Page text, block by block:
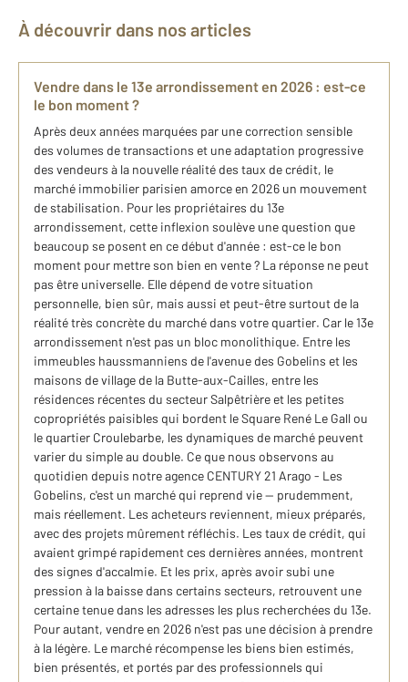
À découvrir dans nos articles
Vendre dans le 13e arrondissement en 2026 : est-ce
le bon moment ?
Après deux années marquées par une correction sensible
des volumes de transactions et une adaptation progressive
des vendeurs à la nouvelle réalité des taux de crédit, le
marché immobilier parisien amorce en 2026 un mouvement
de stabilisation. Pour les propriétaires du 13e
arrondissement, cette inflexion soulève une question que
beaucoup se posent en ce début d'année : est-ce le bon
moment pour mettre son bien en vente ? La réponse ne peut
pas être universelle. Elle dépend de votre situation
personnelle, bien sûr, mais aussi et peut-être surtout de la
réalité très concrète du marché dans votre quartier. Car le 13e
arrondissement n'est pas un bloc monolithique. Entre les
immeubles haussmanniens de l'avenue des Gobelins et les
maisons de village de la Butte-aux-Cailles, entre les
résidences récentes du secteur Salpêtrière et les petites
copropriétés paisibles qui bordent le Square René Le Gall ou
le quartier Croulebarbe, les dynamiques de marché peuvent
varier du simple au double. Ce que nous observons au
quotidien depuis notre agence CENTURY 21 Arago - Les
Gobelins, c'est un marché qui reprend vie — prudemment,
mais réellement. Les acheteurs reviennent, mieux préparés,
avec des projets mûrement réfléchis. Les taux de crédit, qui
avaient grimpé rapidement ces dernières années, montrent
des signes d'accalmie. Et les prix, après avoir subi une
pression à la baisse dans certains secteurs, retrouvent une
certaine tenue dans les adresses les plus recherchées du 13e.
Pour autant, vendre en 2026 n'est pas une décision à prendre
à la légère. Le marché récompense les biens bien estimés,
bien présentés, et portés par des professionnels qui